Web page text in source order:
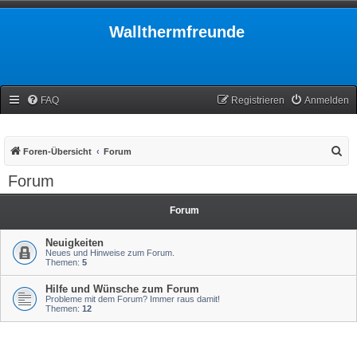
Wallthermfreunde
FAQ Anmelden
Registrieren
Foren-Übersicht Forum
Forum
Forum
Neuigkeiten
Neues und Hinweise zum Forum.
Themen: 5
Hilfe und Wünsche zum Forum
Probleme mit dem Forum? Immer raus damit!
Themen: 12